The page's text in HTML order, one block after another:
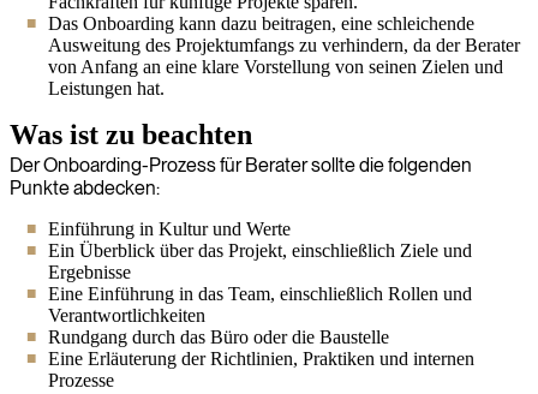
Das Onboarding kann dazu beitragen, eine schleichende
Ausweitung des Projektumfangs zu verhindern, da der Berater
von Anfang an eine klare Vorstellung von seinen Zielen und
Leistungen hat.
Was ist zu beachten
Der Onboarding-Prozess für Berater sollte die folgenden
Punkte abdecken:
Einführung in Kultur und Werte
Ein Überblick über das Projekt, einschließlich Ziele und
Ergebnisse
Eine Einführung in das Team, einschließlich Rollen und
Verantwortlichkeiten
Rundgang durch das Büro oder die Baustelle
Eine Erläuterung der Richtlinien, Praktiken und internen
Prozesse